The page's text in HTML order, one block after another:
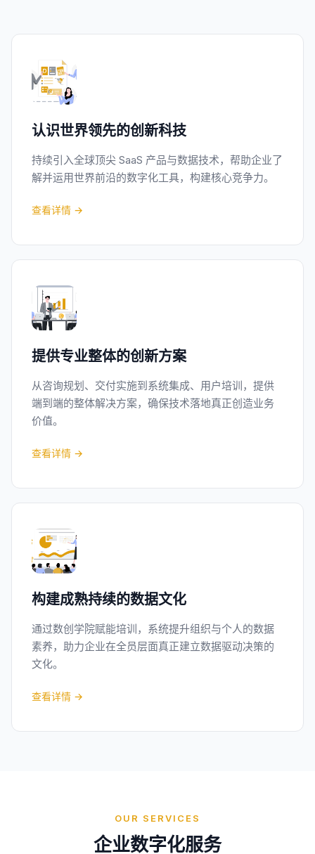
认识世界领先的创新科技
持续引入全球顶尖 SaaS 产品与数据技术，帮助企业了
解并运用世界前沿的数字化工具，构建核心竞争力。
查看详情 →
提供专业整体的创新方案
从咨询规划、交付实施到系统集成、用户培训，提供
端到端的整体解决方案，确保技术落地真正创造业务
价值。
查看详情 →
构建成熟持续的数据文化
通过数创学院赋能培训，系统提升组织与个人的数据
素养，助力企业在全员层面真正建立数据驱动决策的
文化。
查看详情 →
OUR SERVICES
企业数字化服务